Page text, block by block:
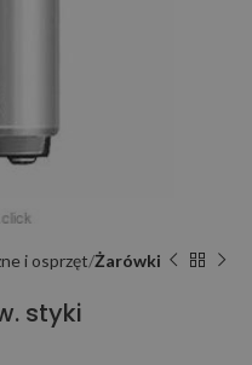
i osprzęt Żarówki
styki